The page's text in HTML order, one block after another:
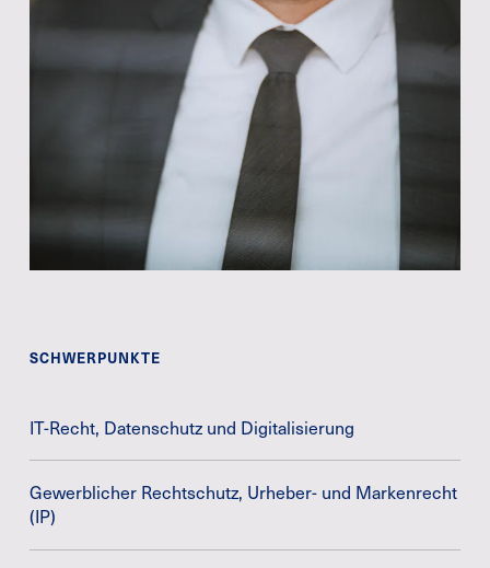
SCHWERPUNKTE
IT-Recht, Datenschutz und Digitalisierung
Gewerblicher Rechtschutz, Urheber- und Markenrecht
(IP)